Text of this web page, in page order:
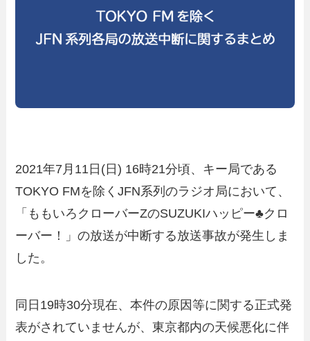
2021年7月11日(日) 16時21分頃、キー局である
TOKYO FMを除くJFN系列のラジオ局において、
「ももいろクローバーZのSUZUKIハッピー♣クロ
ーバー！」の放送が中断する放送事故が発生しま
した。
同日19時30分現在、本件の原因等に関する正式発
表がされていませんが、東京都内の天候悪化に伴